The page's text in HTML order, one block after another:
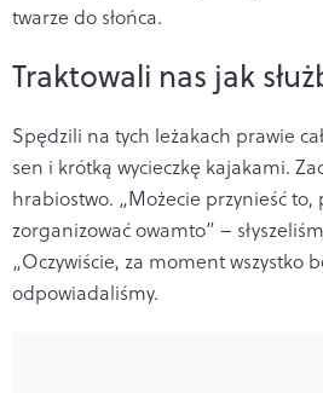
twarze do słońca.
Traktowali nas jak
Spędzili na tych leżakach prawie
sen i krótką wycieczkę kajakami.
hrabiostwo. „Możecie przynieść to,
zorganizować owamto” –
„Oczywiście, za moment wszystko
odpowiadaliśmy.